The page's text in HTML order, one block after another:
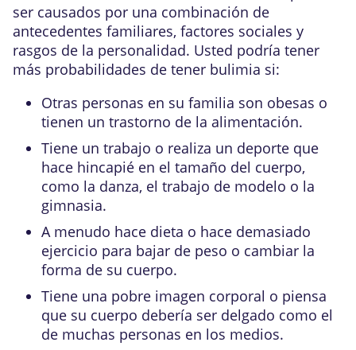
ser causados por una combinación de
antecedentes familiares, factores sociales y
rasgos de la personalidad. Usted podría tener
más probabilidades de tener bulimia si:
Otras personas en su familia son obesas o
tienen un trastorno de la alimentación.
Tiene un trabajo o realiza un deporte que
hace hincapié en el tamaño del cuerpo,
como la danza, el trabajo de modelo o la
gimnasia.
A menudo hace dieta o hace demasiado
ejercicio para bajar de peso o cambiar la
forma de su cuerpo.
Tiene una pobre imagen corporal o piensa
que su cuerpo debería ser delgado como el
de muchas personas en los medios.